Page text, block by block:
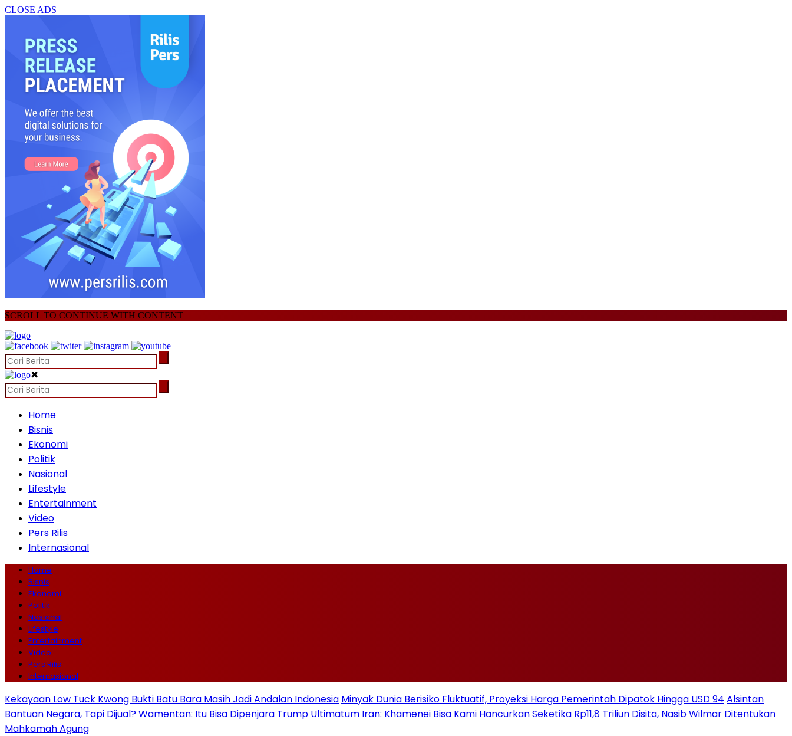
CLOSE ADS
SCROLL TO CONTINUE WITH CONTENT
✖
Home
Bisnis
Ekonomi
Politik
Nasional
Lifestyle
Entertainment
Video
Pers Rilis
Internasional
Home
Bisnis
Ekonomi
Politik
Nasional
Lifestyle
Entertainment
Video
Pers Rilis
Internasional
Kekayaan Low Tuck Kwong Bukti Batu Bara Masih Jadi Andalan Indonesia Minyak Dunia Berisiko Fluktuatif, Proyeksi Harga Pemerintah Dipatok Hingga USD 94 Alsintan
Bantuan Negara, Tapi Dijual? Wamentan: Itu Bisa Dipenjara Trump Ultimatum Iran: Khamenei Bisa Kami Hancurkan Seketika Rp11,8 Triliun Disita, Nasib Wilmar Ditentukan
Mahkamah Agung